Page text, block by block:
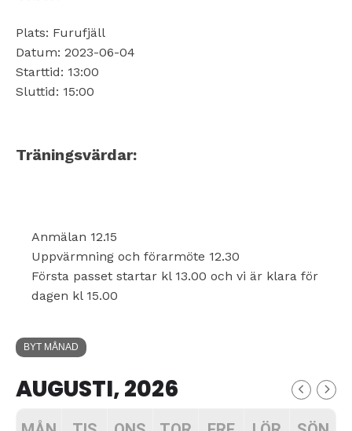
Plats: Furufjäll
Datum: 2023-06-04
Starttid: 13:00
Sluttid: 15:00
Träningsvärdar:
Anmälan 12.15
Uppvärmning och förarmöte 12.30
Första passet startar kl 13.00 och vi är klara för
dagen kl 15.00
BYT MÅNAD
AUGUSTI, 2026